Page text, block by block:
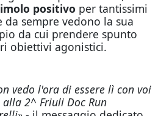
positivo per tantissimi
da sempre vedono la sua
da cui prendere spunto
obiettivi agonistici.
vedo l'ora di essere lì con voi
2^ Friuli Doc Run